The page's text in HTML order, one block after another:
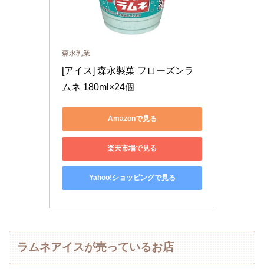
森永乳業
[アイス] 森永製菓 フローズンラ
ムネ 180ml×24個
Amazonで見る
楽天市場で見る
Yahoo!ショッピングで見る
ラムネアイスが売っているお店